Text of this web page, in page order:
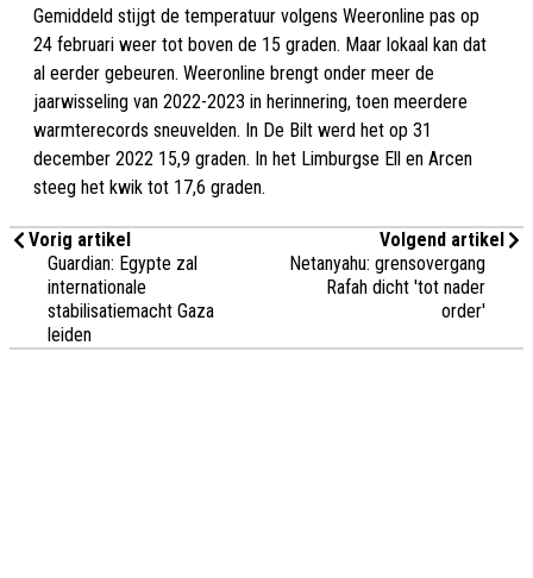
Gemiddeld stijgt de temperatuur volgens Weeronline pas op
24 februari weer tot boven de 15 graden. Maar lokaal kan dat
al eerder gebeuren. Weeronline brengt onder meer de
jaarwisseling van 2022-2023 in herinnering, toen meerdere
warmterecords sneuvelden. In De Bilt werd het op 31
december 2022 15,9 graden. In het Limburgse Ell en Arcen
steeg het kwik tot 17,6 graden.
Vorig artikel
Guardian: Egypte zal
internationale
stabilisatiemacht Gaza
leiden
Volgend artikel
Netanyahu: grensovergang
Rafah dicht 'tot nader
order'